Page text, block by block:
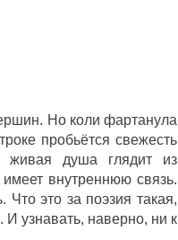
Но коли фартанула
пробьётся свежесть
живая душа глядит из
внутреннюю связь.
Что это за поэзия такая,
узнавать, наверно, ни к